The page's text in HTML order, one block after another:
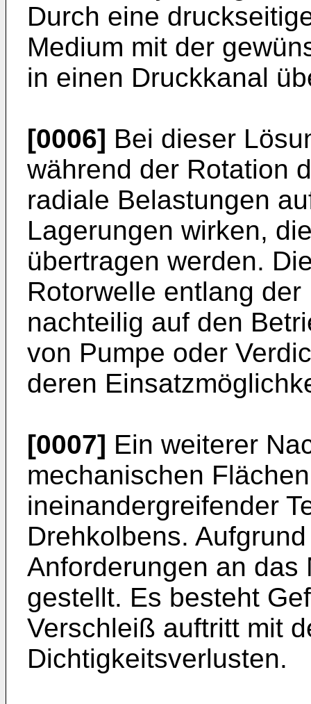
Durch eine
Medium mit der
in einen Druckkanal
[0006] Bei dieser
während der Rotation
radiale Belastungen
Lagerungen wirken,
übertragen werden.
Rotorwelle entlang
nachteilig auf den
von Pumpe oder
deren
[0007] Ein weiterer
mechanischen
ineinandergreifender
Drehkolbens.
Anforderungen an das
gestellt. Es besteht
Verschleiß auftritt mit
Dichtigkeitsverlusten.